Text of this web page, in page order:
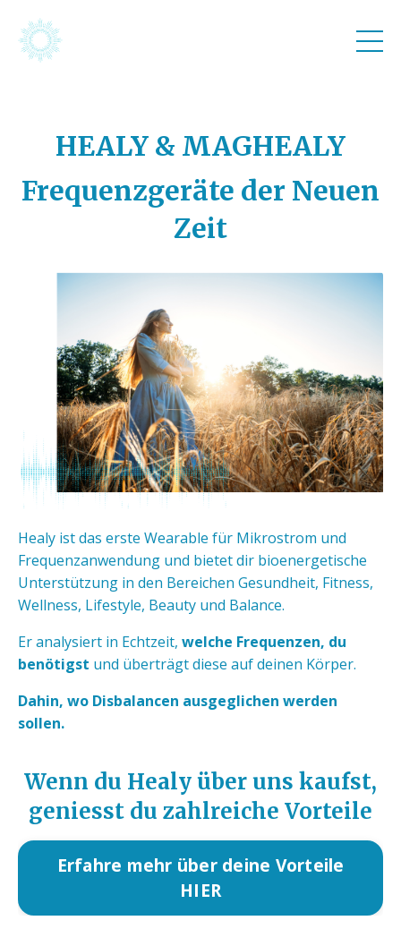
HEALY & MAGHEALY
Frequenzgeräte der Neuen
Zeit
Healy ist das erste Wearable für Mikrostrom und
Frequenzanwendung und bietet dir bioenergetische
Unterstützung in den Bereichen Gesundheit, Fitness,
Wellness, Lifestyle, Beauty und Balance.
Er analysiert in Echtzeit, welche Frequenzen, du
benötigst und überträgt diese auf deinen Körper.
Dahin, wo Disbalancen ausgeglichen werden
sollen.
Wenn du Healy über uns kaufst,
geniesst du zahlreiche Vorteile
Erfahre mehr über deine Vorteile
HIER